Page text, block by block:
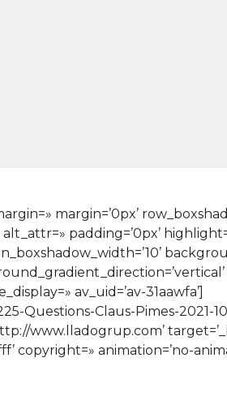
margin=’0px’
padding=’0px’
av_uid=’av-31aawfa’]
Claus-Pimes-2021-
www.lladogrup.com’
copyright=» animation=’no-